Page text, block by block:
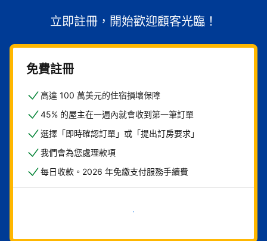
立即註冊，開始歡迎顧客光臨！
免費註冊
高達 100 萬美元的住宿損壞保障
45% 的屋主在一週內就會收到第一筆訂單
選擇「即時確認訂單」或「提出訂房要求」
我們會為您處理款項
每日收款。2026 年免繳支付服務手續費
現在就開始